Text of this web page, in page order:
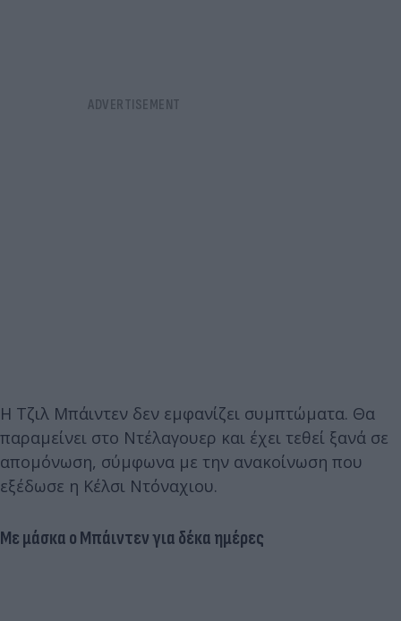
Η Τζιλ Μπάιντεν δεν εμφανίζει συμπτώματα. Θα
παραμείνει στο Ντέλαγουερ και έχει τεθεί ξανά σε
απομόνωση, σύμφωνα με την ανακοίνωση που
εξέδωσε η Κέλσι Ντόναχιου.
Με μάσκα ο Μπάιντεν για δέκα ημέρες